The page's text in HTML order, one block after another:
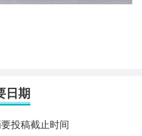
日期
投稿截止时间